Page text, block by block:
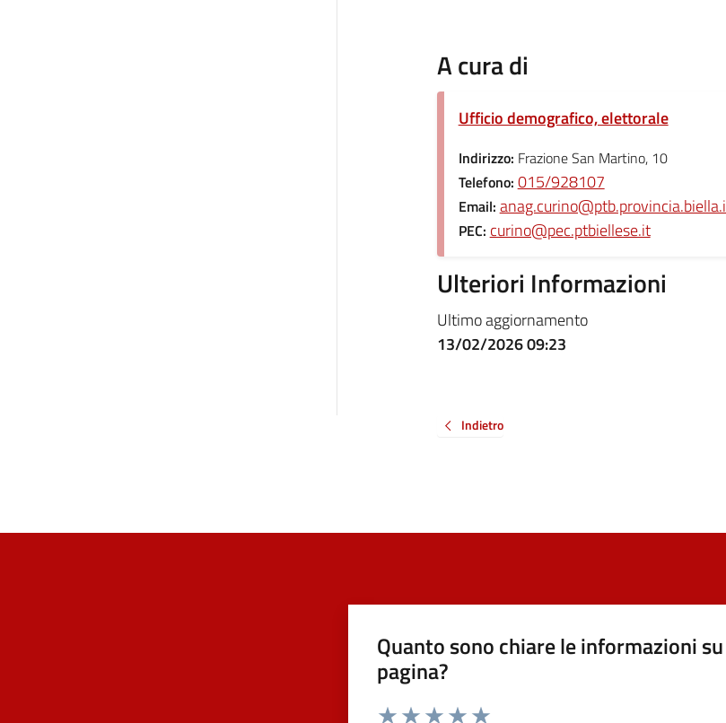
A cura di
Ufficio demografico, elettorale
Indirizzo: Frazione San Martino, 10
Telefono: 015/928107
Email:
PEC: curino@pec.ptbiellese.it
Ulteriori Informazioni
Ultimo aggiornamento
13/02/2026 09:23
Indietro
Quanto sono chiare le informazioni
pagina?
Valuta da 1 a 5 stelle la pagina